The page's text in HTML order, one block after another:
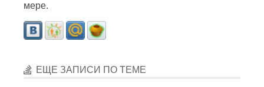
мере.
ЕЩЕ ЗАПИСИ ПО ТЕМЕ